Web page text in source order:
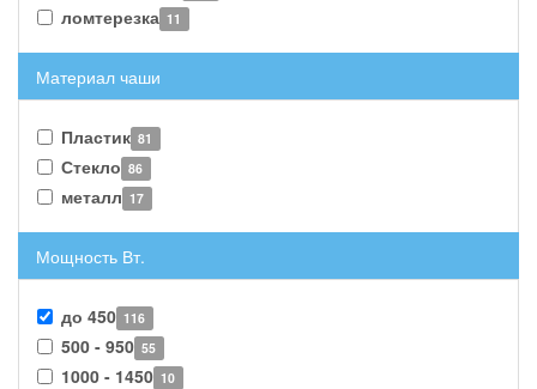
ломтерезка 11
Материал чаши
Пластик 81
Стекло 86
металл 17
Мощность Вт.
до 450 116
500 - 950 55
1000 - 1450 10